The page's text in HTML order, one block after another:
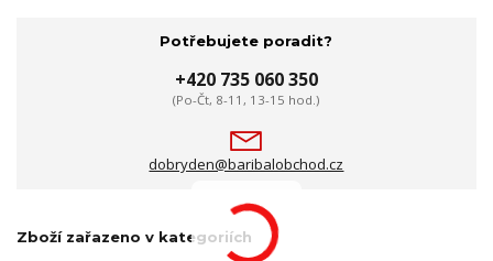
Potřebujete poradit?
+420 735 060 350
(Po-Čt, 8-11, 13-15 hod.)
dobryden@baribalobchod.cz
Zboží zařazeno v kategoriích